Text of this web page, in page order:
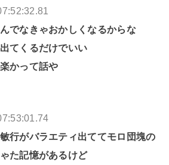
でなきゃおかしくなるからな
てくるだけでいい
かって話や
行がバラエティ出ててモロ団塊の
た記憶があるけど